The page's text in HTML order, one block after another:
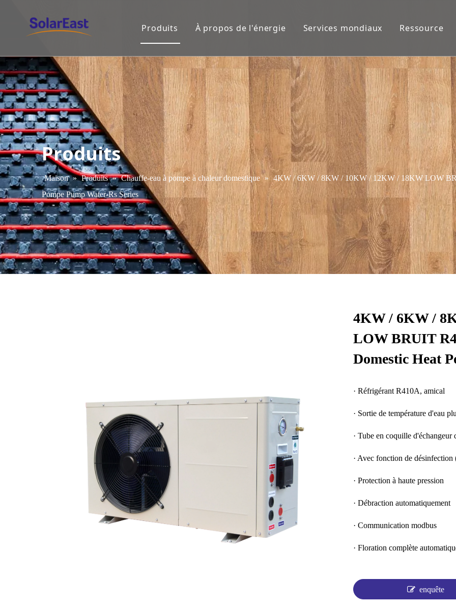
Produits À propos de l'énergie Services mondiaux Ressource
Produits
Maison » Produits » Chauffe-eau à pompe à chaleur domestique » 4KW / 6KW / 8KW / 10KW / 12KW / 18KW LOW
Pompe Pump Water-Rs Series
4KW / 6KW /
LOW BRUIT
Domestic Heat
· Réfrigérant R410A, amical
· Sortie de température d'eau
· Tube en coquille
· Avec fonction de
· Protection à haute pression
· Débraction automatiquement
· Communication modbus
· Floration complète
enquête